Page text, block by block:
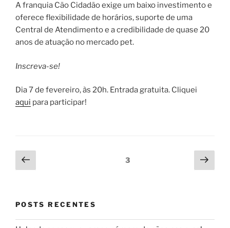
A franquia Cão Cidadão exige um baixo investimento e
oferece flexibilidade de horários, suporte de uma
Central de Atendimento e a credibilidade de quase 20
anos de atuação no mercado pet.
Inscreva-se!
Dia 7 de fevereiro, às 20h. Entrada gratuita. Cliquei
aqui para participar!
3
POSTS RECENTES